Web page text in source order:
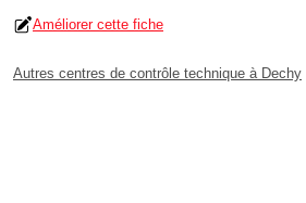
Améliorer cette fiche
Autres centres de contrôle technique à Dechy